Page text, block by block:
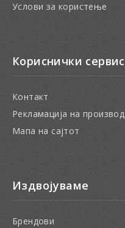
Услови за користење
Кориснички сервис
Контакт
Рекламација на производ
Мапа на сајтот
Издвојуваме
Брендови